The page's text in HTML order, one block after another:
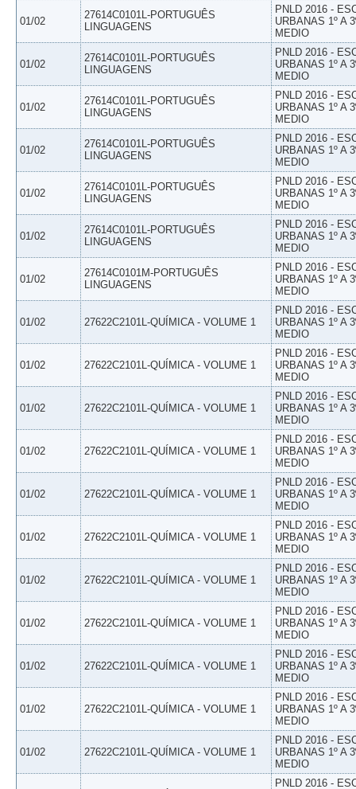
01/02
27614C0101L-PORTUGUÊS
LINGUAGENS
PNLD 2016 -
URBANAS 1º A
MEDIO
01/02
27614C0101L-PORTUGUÊS
LINGUAGENS
PNLD 2016 -
URBANAS 1º A
MEDIO
01/02
27614C0101L-PORTUGUÊS
LINGUAGENS
PNLD 2016 -
URBANAS 1º A
MEDIO
01/02
27614C0101L-PORTUGUÊS
LINGUAGENS
PNLD 2016 -
URBANAS 1º A
MEDIO
01/02
27614C0101L-PORTUGUÊS
LINGUAGENS
PNLD 2016 -
URBANAS 1º A
MEDIO
01/02
27614C0101L-PORTUGUÊS
LINGUAGENS
PNLD 2016 -
URBANAS 1º A
MEDIO
01/02
27614C0101M-PORTUGUÊS
LINGUAGENS
PNLD 2016 -
URBANAS 1º A
MEDIO
01/02 27622C2101L-QUÍMICA - VOLUME 1
PNLD 2016 -
URBANAS 1º A
MEDIO
01/02 27622C2101L-QUÍMICA - VOLUME 1
PNLD 2016 -
URBANAS 1º A
MEDIO
01/02 27622C2101L-QUÍMICA - VOLUME 1
PNLD 2016 -
URBANAS 1º A
MEDIO
01/02 27622C2101L-QUÍMICA - VOLUME 1
PNLD 2016 -
URBANAS 1º A
MEDIO
01/02 27622C2101L-QUÍMICA - VOLUME 1
PNLD 2016 -
URBANAS 1º A
MEDIO
01/02 27622C2101L-QUÍMICA - VOLUME 1
PNLD 2016 -
URBANAS 1º A
MEDIO
01/02 27622C2101L-QUÍMICA - VOLUME 1
PNLD 2016 -
URBANAS 1º A
MEDIO
01/02 27622C2101L-QUÍMICA - VOLUME 1
PNLD 2016 -
URBANAS 1º A
MEDIO
01/02 27622C2101L-QUÍMICA - VOLUME 1
PNLD 2016 -
URBANAS 1º A
MEDIO
01/02 27622C2101L-QUÍMICA - VOLUME 1
PNLD 2016 -
URBANAS 1º A
MEDIO
01/02 27622C2101L-QUÍMICA - VOLUME 1
PNLD 2016 -
URBANAS 1º A
MEDIO
PNLD 2016 -